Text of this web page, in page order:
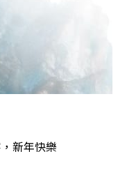
新年快樂